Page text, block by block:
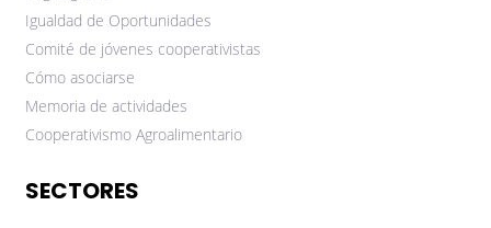
Igualdad de Oportunidades
Comité de jóvenes cooperativistas
Cómo asociarse
Memoria de actividades
Cooperativismo Agroalimentario
SECTORES